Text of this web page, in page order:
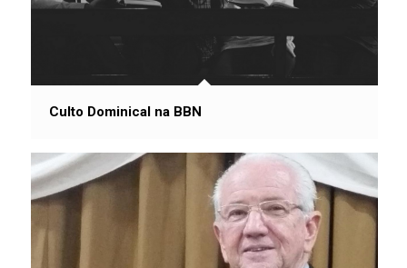
Culto Dominical na BBN